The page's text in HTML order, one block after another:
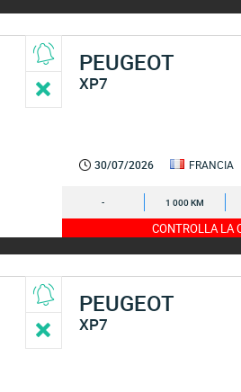
PEUGEOT
XP7
30/07/2026 FRANCIA
- 1 000 KM
CONTROLLA LA
PEUGEOT
XP7